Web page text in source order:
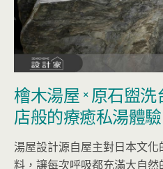
檜木湯屋 × 原石盥
店般的療癒私湯體驗
湯屋設計源自屋主對日本文
料，讓每次呼吸都充滿大自